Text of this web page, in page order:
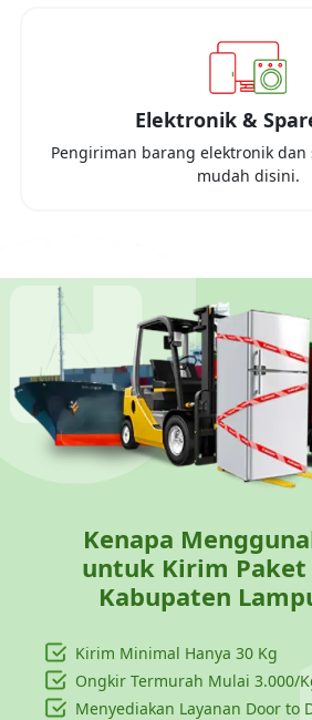
Elektronik &
Pengiriman barang elektronik
mudah disini.
Kenapa
untuk Kirim Paket
Kabupaten
Kirim Minimal Hanya 30 Kg
Ongkir Termurah Mulai 3.000/
Menyediakan Layanan Door to